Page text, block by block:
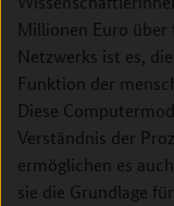
Millionen Euro über
Netzwerks ist es,
Funktion der
Diese
Verständnis der
ermöglichen es
sie die Grundlage